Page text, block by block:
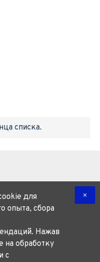
списка.
для
опыта, сбора
Нажав
на обработку
с